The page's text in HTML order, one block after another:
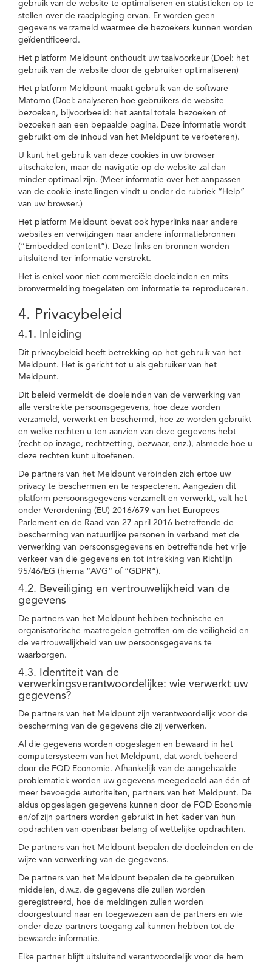
gebruik van de website te optimaliseren en statistieken op te
stellen over de raadpleging ervan. Er worden geen
gegevens verzameld waarmee de bezoekers kunnen worden
geïdentificeerd.
Het platform Meldpunt onthoudt uw taalvoorkeur (Doel: het
gebruik van de website door de gebruiker optimaliseren)
Het platform Meldpunt maakt gebruik van de software
Matomo (Doel: analyseren hoe gebruikers de website
bezoeken, bijvoorbeeld: het aantal totale bezoeken of
bezoeken aan een bepaalde pagina. Deze informatie wordt
gebruikt om de inhoud van het Meldpunt te verbeteren).
U kunt het gebruik van deze cookies in uw browser
uitschakelen, maar de navigatie op de website zal dan
minder optimaal zijn. (Meer informatie over het aanpassen
van de cookie-instellingen vindt u onder de rubriek “Help”
van uw browser.)
Het platform Meldpunt bevat ook hyperlinks naar andere
websites en verwijzingen naar andere informatiebronnen
(“Embedded content”). Deze links en bronnen worden
uitsluitend ter informatie verstrekt.
Het is enkel voor niet-commerciële doeleinden en mits
bronvermelding toegelaten om informatie te reproduceren.
4. Privacybeleid
4.1. Inleiding
Dit privacybeleid heeft betrekking op het gebruik van het
Meldpunt. Het is gericht tot u als gebruiker van het
Meldpunt.
Dit beleid vermeldt de doeleinden van de verwerking van
alle verstrekte persoonsgegevens, hoe deze worden
verzameld, verwerkt en beschermd, hoe ze worden gebruikt
en welke rechten u ten aanzien van deze gegevens hebt
(recht op inzage, rechtzetting, bezwaar, enz.), alsmede hoe u
deze rechten kunt uitoefenen.
De partners van het Meldpunt verbinden zich ertoe uw
privacy te beschermen en te respecteren. Aangezien dit
platform persoonsgegevens verzamelt en verwerkt, valt het
onder Verordening (EU) 2016/679 van het Europees
Parlement en de Raad van 27 april 2016 betreffende de
bescherming van natuurlijke personen in verband met de
verwerking van persoonsgegevens en betreffende het vrije
verkeer van die gegevens en tot intrekking van Richtlijn
95/46/EG (hierna “AVG” of “GDPR”).
4.2. Beveiliging en vertrouwelijkheid van de
gegevens
De partners van het Meldpunt hebben technische en
organisatorische maatregelen getroffen om de veiligheid en
de vertrouwelijkheid van uw persoonsgegevens te
waarborgen.
4.3. Identiteit van de
verwerkingsverantwoordelijke: wie verwerkt uw
gegevens?
De partners van het Meldpunt zijn verantwoordelijk voor de
bescherming van de gegevens die zij verwerken.
Al die gegevens worden opgeslagen en bewaard in het
computersysteem van het Meldpunt, dat wordt beheerd
door de FOD Economie. Afhankelijk van de aangehaalde
problematiek worden uw gegevens meegedeeld aan één of
meer bevoegde autoriteiten, partners van het Meldpunt. De
aldus opgeslagen gegevens kunnen door de FOD Economie
en/of zijn partners worden gebruikt in het kader van hun
opdrachten van openbaar belang of wettelijke opdrachten.
De partners van het Meldpunt bepalen de doeleinden en de
wijze van verwerking van de gegevens.
De partners van het Meldpunt bepalen de te gebruiken
middelen, d.w.z. de gegevens die zullen worden
geregistreerd, hoe de meldingen zullen worden
doorgestuurd naar en toegewezen aan de partners en wie
onder deze partners toegang zal kunnen hebben tot de
bewaarde informatie.
Elke partner blijft uitsluitend verantwoordelijk voor de hem